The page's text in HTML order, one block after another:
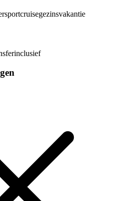
cruisegezinsvakantie